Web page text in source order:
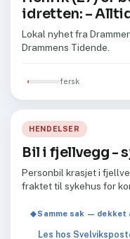
idretten: –⁠
Lokal nyhet fra
Drammens Tidende.
fersk
HENDELSER
Bil i fjellvegg -
Personbil krasjet i
fraktet til sykehus for
◆ Samme sak — dekket
Les hos